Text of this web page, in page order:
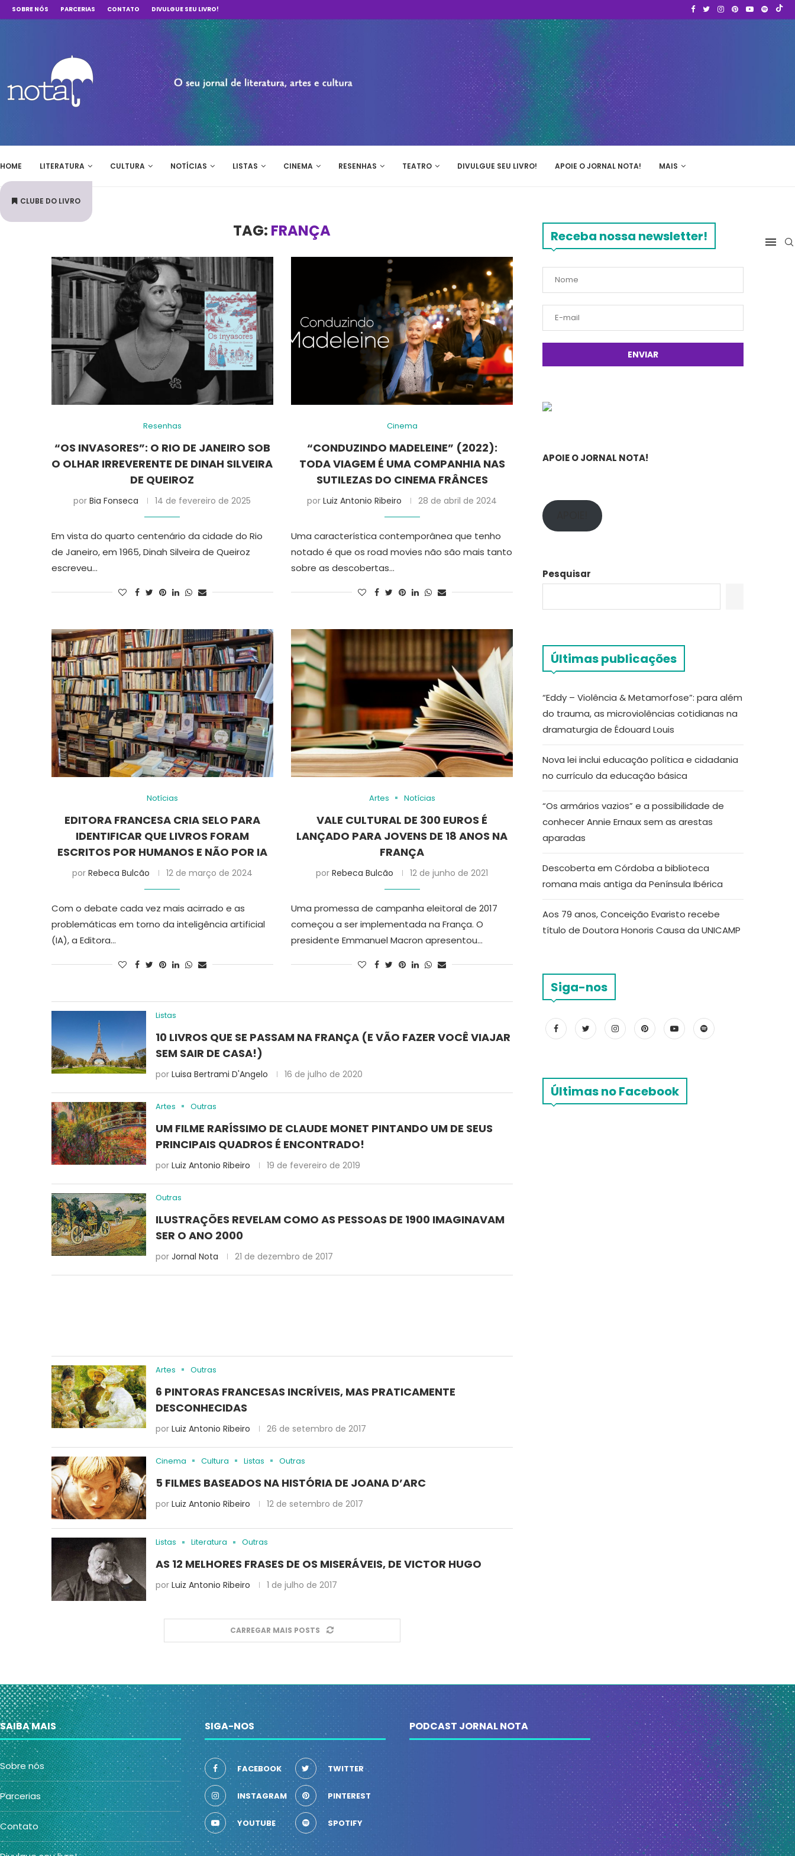
SOBRE NÓS PARCERIAS CONTATO DIVULGUE SEU LIVRO!
HOME LITERATURA CULTURA NOTÍCIAS LISTAS CINEMA RESENHAS TEATRO DIVULGUE SEU LIVRO! APOIE O JORNAL NOTA! MAIS
CLUBE DO LIVRO
TAG: FRANÇA
Resenhas
“OS INVASORES”: O RIO DE JANEIRO SOB
O OLHAR IRREVERENTE DE DINAH SILVEIRA
DE QUEIROZ
porBia Fonseca 14 de fevereiro de 2025
Em vista do quarto centenário da cidade do Rio
de Janeiro, em 1965, Dinah Silveira de Queiroz
escreveu…
Cinema
“CONDUZINDO MADELEINE” (2022):
TODA VIAGEM É UMA COMPANHIA NAS
SUTILEZAS DO CINEMA FRÂNCES
porLuiz Antonio Ribeiro 28 de abril de 2024
Uma característica contemporânea que tenho
notado é que os road movies não são mais tanto
sobre as descobertas…
Notícias
EDITORA FRANCESA CRIA SELO PARA
IDENTIFICAR QUE LIVROS FORAM
ESCRITOS POR HUMANOS E NÃO POR IA
por Rebeca Bulcão 12 de março de 2024
Com o debate cada vez mais acirrado e as
problemáticas em torno da inteligência artificial
(IA), a Editora…
Artes Notícias
VALE CULTURAL DE 300 EUROS É
LANÇADO PARA JOVENS DE 18 ANOS NA
FRANÇA
porRebeca Bulcão 12 de junho de 2021
Uma promessa de campanha eleitoral de 2017
começou a ser implementada na França. O
presidente Emmanuel Macron apresentou…
Listas
10 LIVROS QUE SE PASSAM NA FRANÇA (E VÃO FAZER VOCÊ VIAJAR
SEM SAIR DE CASA!)
por Luisa Bertrami D'Angelo 16 de julho de 2020
Artes Outras
UM FILME RARÍSSIMO DE CLAUDE MONET PINTANDO UM DE SEUS
PRINCIPAIS QUADROS É ENCONTRADO!
por Luiz Antonio Ribeiro 19 de fevereiro de 2019
Outras
ILUSTRAÇÕES REVELAM COMO AS PESSOAS DE 1900 IMAGINAVAM
SER O ANO 2000
por Jornal Nota 21 de dezembro de 2017
Artes Outras
6 PINTORAS FRANCESAS INCRÍVEIS, MAS PRATICAMENTE
DESCONHECIDAS
por Luiz Antonio Ribeiro 26 de setembro de 2017
Cinema Cultura Listas Outras
5 FILMES BASEADOS NA HISTÓRIA DE JOANA D’ARC
por Luiz Antonio Ribeiro 12 de setembro de 2017
Listas Literatura Outras
AS 12 MELHORES FRASES DE OS MISERÁVEIS, DE VICTOR HUGO
por Luiz Antonio Ribeiro 1 de julho de 2017
CARREGAR MAIS POSTS
Receba nossa newsletter!
APOIE O JORNAL NOTA!
Pesquisar
Últimas publicações
“Eddy – Violência & Metamorfose”: para além
do trauma, as microviolências cotidianas na
dramaturgia de Édouard Louis
Nova lei inclui educação política e cidadania
no currículo da educação básica
“Os armários vazios” e a possibilidade de
conhecer Annie Ernaux sem as arestas
aparadas
Descoberta em Córdoba a biblioteca
romana mais antiga da Península Ibérica
Aos 79 anos, Conceição Evaristo recebe
título de Doutora Honoris Causa da UNICAMP
Siga-nos
Últimas no Facebook
SAIBA MAIS
Sobre nós
Parcerias
Contato
SIGA-NOS
FACEBOOK TWITTER
INSTAGRAM PINTEREST
YOUTUBE SPOTIFY
PODCAST JORNAL NOTA